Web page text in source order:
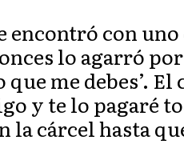
encontró con uno
lo agarró
me debes’. El
y te lo pagaré
cárcel hasta